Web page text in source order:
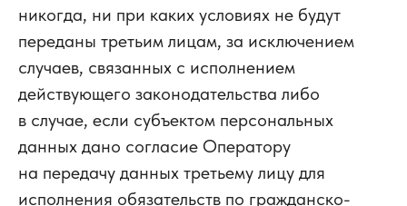
никогда, ни при каких условиях не будут
переданы третьим лицам, за исключением
случаев, связанных с исполнением
действующего законодательства либо
в случае, если субъектом персональных
данных дано согласие Оператору
на передачу данных третьему лицу для
исполнения обязательств по гражданско-